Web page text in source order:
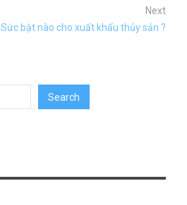
Next
Sức bật nào cho xuất khẩu thủy sản ?
Search